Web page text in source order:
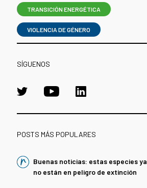
TRANSICIÓN ENERGÉTICA
VIOLENCIA DE GÉNERO
SÍGUENOS
POSTS MÁS POPULARES
Buenas noticias: estas especies ya
no están en peligro de extinción